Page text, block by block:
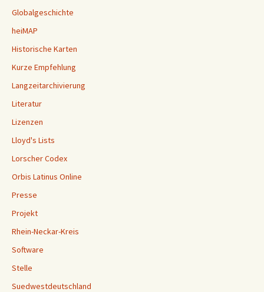
Globalgeschichte
heiMAP
Historische Karten
Kurze Empfehlung
Langzeitarchivierung
Literatur
Lizenzen
Lloyd's Lists
Lorscher Codex
Orbis Latinus Online
Presse
Projekt
Rhein-Neckar-Kreis
Software
Stelle
Suedwestdeutschland